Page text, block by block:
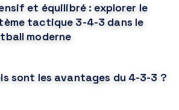
et équilibré : explorer le
tactique 3-4-3 dans le
moderne
sont les avantages du 4-3-3 ?